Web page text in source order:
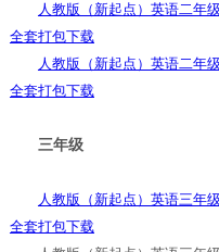
人教版（新起点）英语二年
全套打包下载
人教版（新起点）英语二年
全套打包下载
三年级
人教版（新起点）英语三年
全套打包下载